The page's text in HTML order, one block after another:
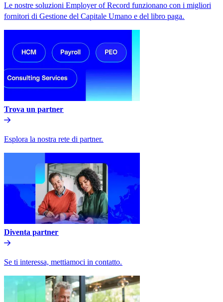
Le nostre soluzioni Employer of Record funzionano con i migliori
fornitori di Gestione del Capitale Umano e del libro paga.​​
Trova un partner​​
Esplora la nostra rete di partner.​​
Diventa partner​​
Se ti interessa, mettiamoci in contatto.​​